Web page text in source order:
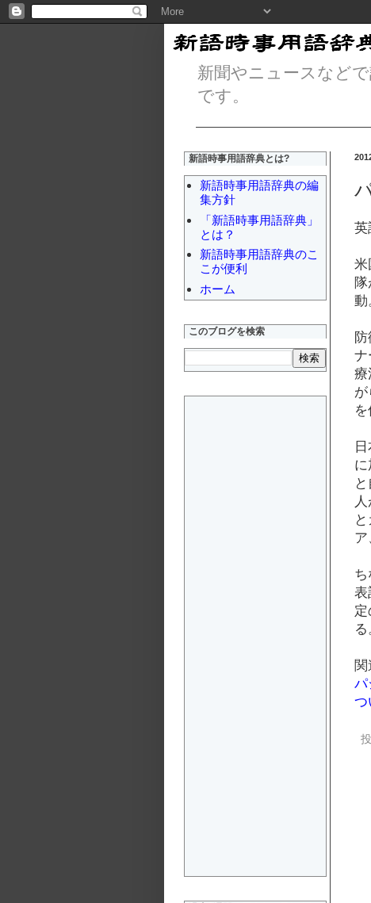
新聞やニュースなど
です。
英
米
動
ナ
療
が
に
ア
ち
表
定
る
関
パ
つ
新語時事用語辞典とは?
新語時事用語辞典の編
集方針
「新語時事用語辞典」
とは？
新語時事用語辞典のこ
こが便利
ホーム
このブログを検索